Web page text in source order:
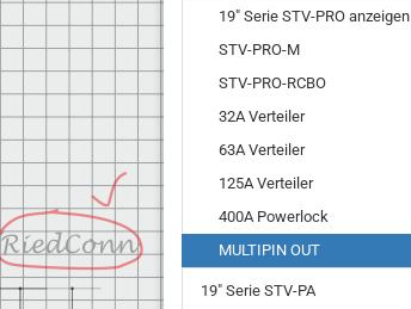
19" Serie STV-PRO anzeigen
STV-PRO-M
STV-PRO-RCBO
32A Verteiler
63A Verteiler
125A Verteiler
400A Powerlock
MULTIPIN OUT
19" Serie STV-PA